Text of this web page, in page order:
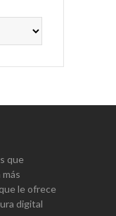
que
le ofrece
digital